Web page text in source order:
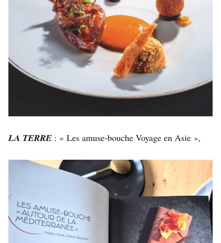
LA TERRE : « Les amuse-bouche Voyage en Asie »,